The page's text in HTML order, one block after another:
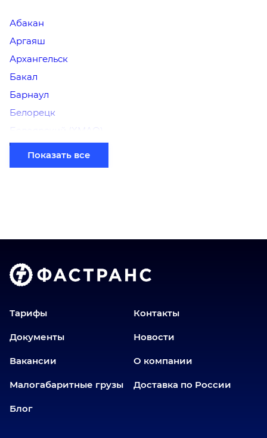
Абакан
Аргаяш
Архангельск
Бакал
Барнаул
Белорецк
Белоярский (ХМАО)
Березники
Бийск
Волгоград
Донецк
Еманжелинск
Заводоуковск
Златоуст
Иваново
Показать все
Тарифы Контакты
Документы Новости
Вакансии О компании
Малогабаритные грузы Доставка по России
Блог